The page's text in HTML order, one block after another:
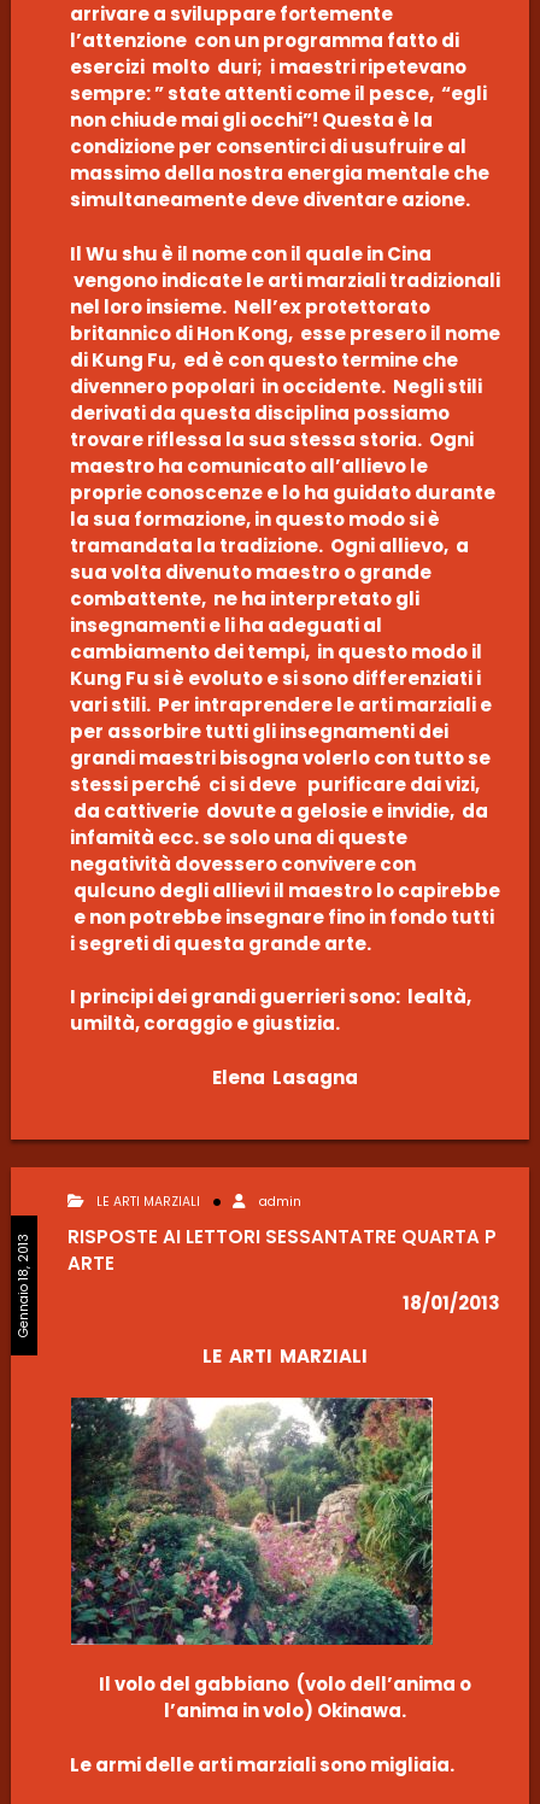
arrivare a sviluppare fortemente
l’attenzione con un programma fatto di
esercizi molto duri; i maestri ripetevano
sempre: ” state attenti come il pesce, “egli
non chiude mai gli occhi”! Questa è la
condizione per consentirci di usufruire al
massimo della nostra energia mentale che
simultaneamente deve diventare azione.
Il Wu shu è il nome con il quale in Cina
vengono indicate le arti marziali tradizionali
nel loro insieme. Nell’ex protettorato
britannico di Hon Kong, esse presero il nome
di Kung Fu, ed è con questo termine che
divennero popolari in occidente. Negli stili
derivati da questa disciplina possiamo
trovare riflessa la sua stessa storia. Ogni
maestro ha comunicato all’allievo le
proprie conoscenze e lo ha guidato durante
la sua formazione, in questo modo si è
tramandata la tradizione. Ogni allievo, a
sua volta divenuto maestro o grande
combattente, ne ha interpretato gli
insegnamenti e li ha adeguati al
cambiamento dei tempi, in questo modo il
Kung Fu si è evoluto e si sono differenziati i
vari stili. Per intraprendere le arti marziali e
per assorbire tutti gli insegnamenti dei
grandi maestri bisogna volerlo con tutto se
stessi perché ci si deve purificare dai vizi,
da cattiverie dovute a gelosie e invidie, da
infamità ecc. se solo una di queste
negatività dovessero convivere con
qulcuno degli allievi il maestro lo capirebbe
e non potrebbe insegnare fino in fondo tutti
i segreti di questa grande arte.
I principi dei grandi guerrieri sono: lealtà,
umiltà, coraggio e giustizia.
Elena Lasagna
Gennaio 18, 2013
LE ARTI MARZIALI admin
RISPOSTE AI LETTORI SESSANTATRE QUARTA P
ARTE
18/01/2013
LE ARTI MARZIALI
Il volo del gabbiano (volo dell’anima o
l’anima in volo) Okinawa.
Le armi delle arti marziali sono migliaia.